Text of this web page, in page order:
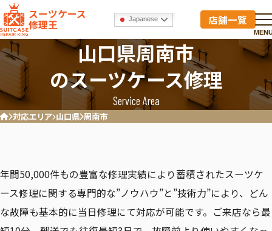
スーツケース
修理王 Japanese 店舗一覧
山口県周南市
のスーツケース修理
Service Area
ホーム対応エリア 山口県 周南市
年間50,000件もの豊富な修理実績により蓄積されたスーツケ
ース修理に関する専門的な”ノウハウ”と”技術力”により、どん
な故障も基本的に当日修理にて対応が可能です。ご来店なら最